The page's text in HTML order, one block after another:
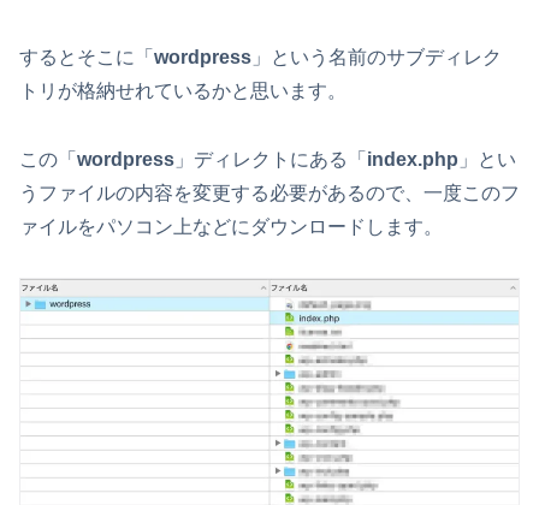
するとそこに「 wordpress 」という名前のサブディレク
トリが格納せれているかと思います。
この「 wordpress 」ディレクトにある「 index.php 」とい
うファイルの内容を変更する必要があるので、一度このフ
ァイルをパソコン上などにダウンロードします。